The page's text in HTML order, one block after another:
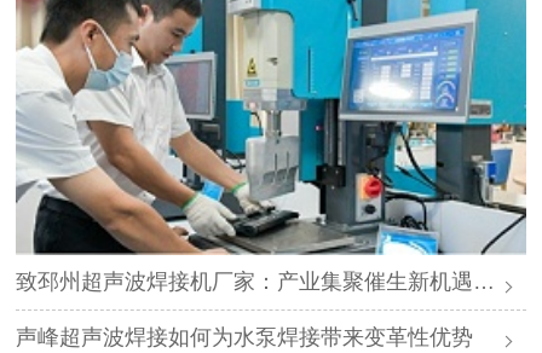
致邳州超声波焊接机厂家：产业集聚催生新机遇，声峰源头工厂邀您抱团发展
声峰超声波焊接如何为水泵焊接带来变革性优势